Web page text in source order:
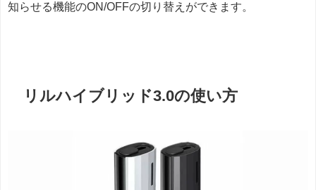
知らせる機能のON/OFFの切り替えができます。
リルハイブリッド3.0の使い方